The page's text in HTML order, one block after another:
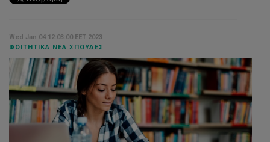
Wed Jan 04 12:03:00 EET 2023
ΦΟΙΤΗΤΙΚΆ ΝΈΑ ΣΠΟΥΔΈΣ